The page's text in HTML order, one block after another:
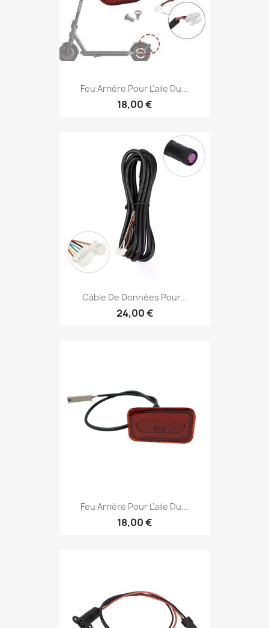
Feu Arrière Pour L'aile Du...
18,00 €
Câble De Données Pour...
24,00 €
Feu Arrière Pour L'aile Du...
18,00 €